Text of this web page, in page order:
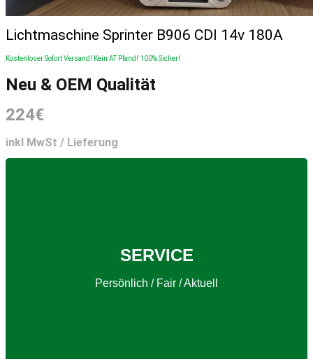
Lichtmaschine Sprinter B906 CDI 14v 180A
Kostenloser Sofort Versand! Kein AT Pfand! 100% Sicher!
Neu & OEM Qualität
224€
inkl MwSt / Lieferung
SERVICE
Persönlich / Fair / Aktuell